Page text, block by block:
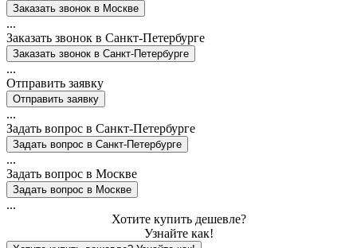
...
Заказать звонок в Санкт-Петербурге
...
Отправить заявку
...
Задать вопрос в Санкт-Петербурге
...
Задать вопрос в Москве
...
Хотите купить дешевле?
Узнайте как!